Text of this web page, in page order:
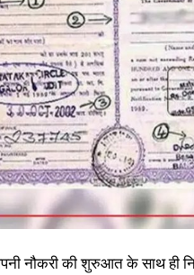
नौकरी की शुरुआत के साथ ही